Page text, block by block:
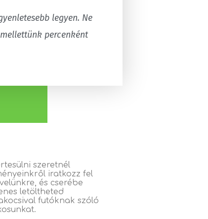
legyen. Ne
percenként
szeretnél
iratkozz fel
és cserébe
letöltheted
futóknak szóló